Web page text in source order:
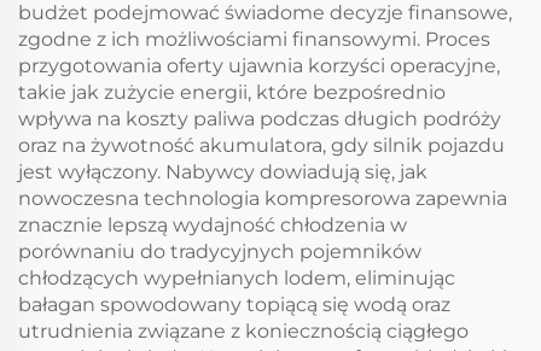
budżet podejmować świadome decyzje finansowe,
zgodne z ich możliwościami finansowymi. Proces
przygotowania oferty ujawnia korzyści operacyjne,
takie jak zużycie energii, które bezpośrednio
wpływa na koszty paliwa podczas długich podróży
oraz na żywotność akumulatora, gdy silnik pojazdu
jest wyłączony. Nabywcy dowiadują się, jak
nowoczesna technologia kompresorowa zapewnia
znacznie lepszą wydajność chłodzenia w
porównaniu do tradycyjnych pojemników
chłodzących wypełnianych lodem, eliminując
bałagan spowodowany topiącą się wodą oraz
utrudnienia związane z koniecznością ciągłego